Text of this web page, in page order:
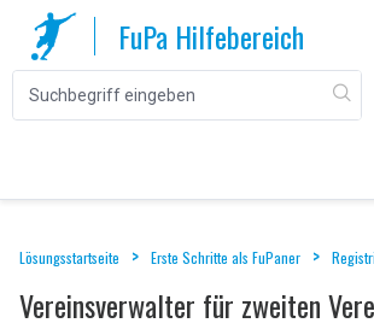
FuPa Hilfebereich
Lösungsstartseite Erste Schritte als FuPaner
Vereinsverwalter für zweiten